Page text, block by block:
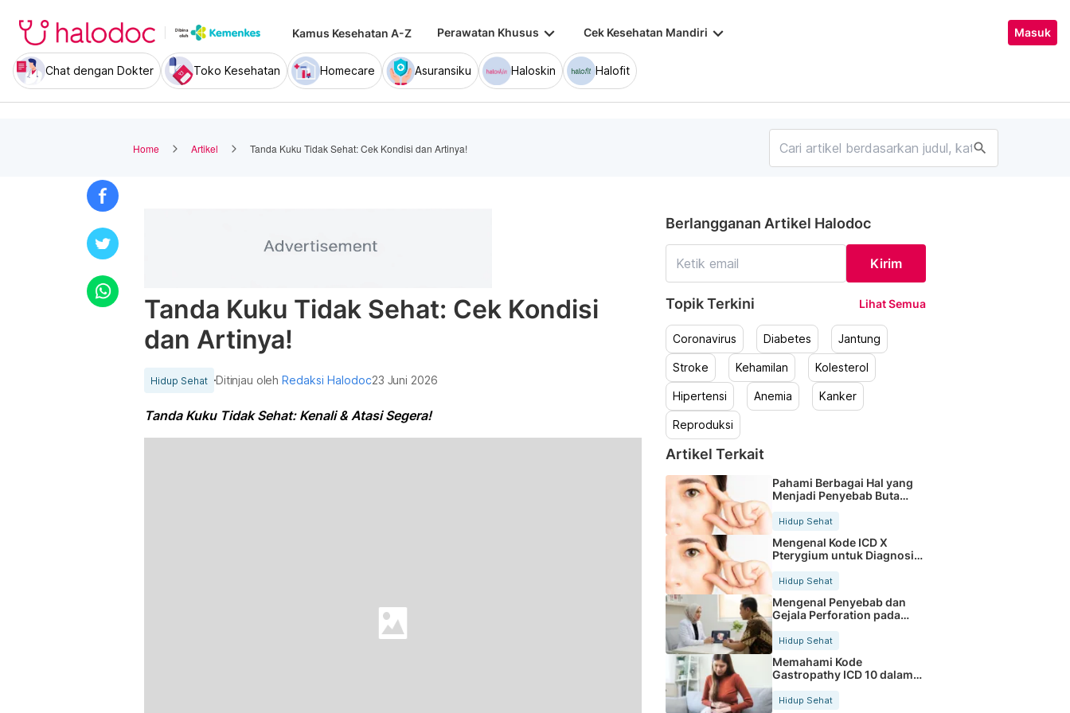
Kamus Kesehatan A-Z Perawatan Khusus keyboard_arrow_down Cek Kesehatan Mandiri keyboard_arrow_down Masuk
Chat dengan Dokter Toko Kesehatan Homecare Asuransiku Haloskin Halofit
Home Artikel Tanda Kuku Tidak Sehat: Cek Kondisi dan Artinya! search
Tanda Kuku Tidak Sehat: Cek Kondisi
dan Artinya!
Hidup Sehat Ditinjau olehRedaksi Halodoc23 Juni 2026
Tanda Kuku Tidak Sehat: Kenali & Atasi Segera!
Berlangganan Artikel Halodoc
Kirim
Topik Terkini Lihat Semua
Coronavirus Diabetes Jantung
Stroke Kehamilan Kolesterol
Hipertensi Anemia Kanker
Reproduksi
Artikel Terkait
Pahami Berbagai Hal yang
Menjadi Penyebab Buta
Hidup Sehat
Mengenal Kode ICD X
Pterygium untuk Diagnosis
Hidup Sehat
Mengenal Penyebab dan
Gejala Perforation pada
Tubuh
Hidup Sehat
Memahami Kode
Gastropathy ICD 10 dalam
Rekam Medis Pasien
Hidup Sehat